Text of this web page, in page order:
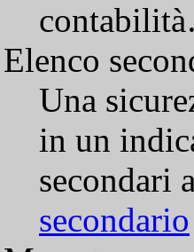
Elenco
Una
in un
secondario